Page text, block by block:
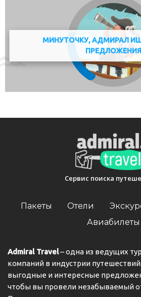
390463900222
МИНУТОЧКУ, АДМИРАЛ
ПРЕДЛОЖЕНИЯ
Сервис поиска
Пакеты Отели
Авиабилеты
Admiral Travel– одна из ведущих
компаний в индустрии
выгодные и интересные
чтобы вы провели незабываемый